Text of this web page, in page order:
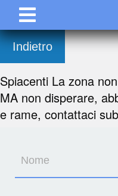
Indietro
Spiacenti La zona
MA non disperare,
e rame, contattaci
Nome